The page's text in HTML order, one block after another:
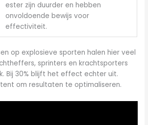
ester zijn duurder en hebben
onvoldoende bewijs voor
effectiviteit.
op explosieve sporten halen hier veel
sprinters en krachtsporters
Bij 30% blijft het effect echter uit.
om resultaten te optimaliseren.